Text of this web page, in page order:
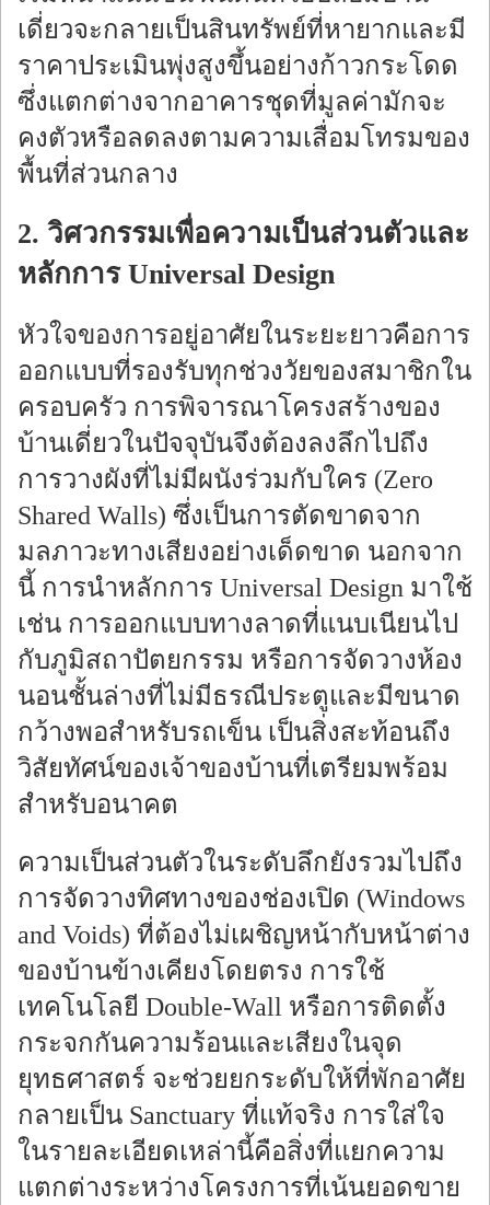
เดี่ยวจะกลายเป็นสินทรัพย์ที่หายากและมี
ราคาประเมินพุ่งสูงขึ้นอย่างก้าวกระโดด
ซึ่งแตกต่างจากอาคารชุดที่มูลค่ามักจะ
คงตัวหรือลดลงตามความเสื่อมโทรมของ
พื้นที่ส่วนกลาง
2. วิศวกรรมเพื่อความเป็นส่วนตัวและ
หลักการ Universal Design
หัวใจของการอยู่อาศัยในระยะยาวคือการ
ออกแบบที่รองรับทุกช่วงวัยของสมาชิกใน
ครอบครัว การพิจารณาโครงสร้างของ
บ้านเดี่ยวในปัจจุบันจึงต้องลงลึกไปถึง
การวางผังที่ไม่มีผนังร่วมกับใคร (Zero
Shared Walls) ซึ่งเป็นการตัดขาดจาก
มลภาวะทางเสียงอย่างเด็ดขาด นอกจาก
นี้ การนำหลักการ Universal Design มาใช้
เช่น การออกแบบทางลาดที่แนบเนียนไป
กับภูมิสถาปัตยกรรม หรือการจัดวางห้อง
นอนชั้นล่างที่ไม่มีธรณีประตูและมีขนาด
กว้างพอสำหรับรถเข็น เป็นสิ่งสะท้อนถึง
วิสัยทัศน์ของเจ้าของบ้านที่เตรียมพร้อม
สำหรับอนาคต
ความเป็นส่วนตัวในระดับลึกยังรวมไปถึง
การจัดวางทิศทางของช่องเปิด (Windows
and Voids) ที่ต้องไม่เผชิญหน้ากับหน้าต่าง
ของบ้านข้างเคียงโดยตรง การใช้
เทคโนโลยี Double-Wall หรือการติดตั้ง
กระจกกันความร้อนและเสียงในจุด
ยุทธศาสตร์ จะช่วยยกระดับให้ที่พักอาศัย
กลายเป็น Sanctuary ที่แท้จริง การใส่ใจ
ในรายละเอียดเหล่านี้คือสิ่งที่แยกความ
แตกต่างระหว่างโครงการที่เน้นยอดขาย